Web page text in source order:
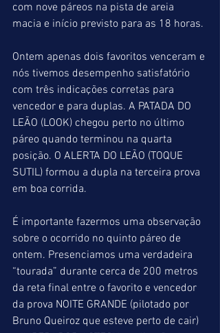
com nove páreos na pista de areia
macia e início previsto para as 18 horas.
Ontem apenas dois favoritos venceram e
nós tivemos desempenho satisfatório
com três indicações corretas para
vencedor e para duplas. A PATADA DO
LEÃO (LOOK) chegou perto no último
páreo quando terminou na quarta
posição. O ALERTA DO LEÃO (TOQUE
SUTIL) formou a dupla na terceira prova
em boa corrida.
É importante fazermos uma observação
sobre o ocorrido no quinto páreo de
ontem. Presenciamos uma verdadeira
“tourada” durante cerca de 200 metros
da reta final entre o favorito e vencedor
da prova NOITE GRANDE (pilotado por
Bruno Queiroz que esteve perto de cair)